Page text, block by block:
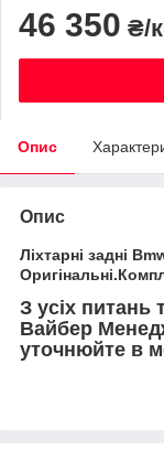
46 350 ₴/
Опис
Опис
Ліхтарні задні
З усіх питань
Вайбер
уточнюйте в